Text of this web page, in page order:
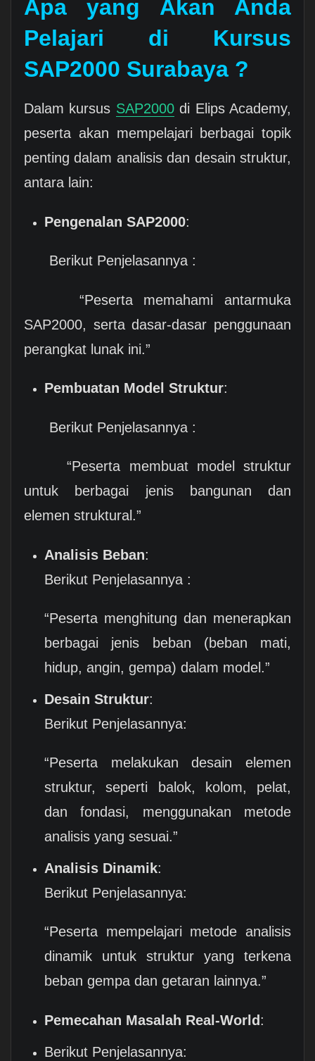
Apa yang Akan Anda
Pelajari di Kursus
SAP2000 Surabaya ?
Dalam kursus SAP2000di Elips Academy,
peserta akan mempelajari berbagai topik
penting dalam analisis dan desain struktur,
antara lain:
Pengenalan SAP2000:
Berikut Penjelasannya :
“Peserta memahami antarmuka
SAP2000, serta dasar-dasar penggunaan
perangkat lunak ini.”
Pembuatan Model Struktur:
Berikut Penjelasannya :
“Peserta membuat model struktur
untuk berbagai jenis bangunan dan
elemen struktural.”
Analisis Beban:
Berikut Penjelasannya :
“Peserta menghitung dan menerapkan
berbagai jenis beban (beban mati,
hidup, angin, gempa) dalam model.”
Desain Struktur:
Berikut Penjelasannya:
“Peserta melakukan desain elemen
struktur, seperti balok, kolom, pelat,
dan fondasi, menggunakan metode
analisis yang sesuai.”
Analisis Dinamik:
Berikut Penjelasannya:
“Peserta mempelajari metode analisis
dinamik untuk struktur yang terkena
beban gempa dan getaran lainnya.”
Pemecahan Masalah Real-World :
Berikut Penjelasannya: